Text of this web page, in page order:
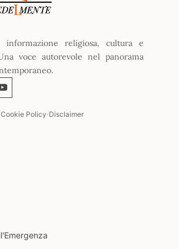
informazione religiosa, cultura e
voce autorevole nel panorama
Cookie Policy·Disclaimer